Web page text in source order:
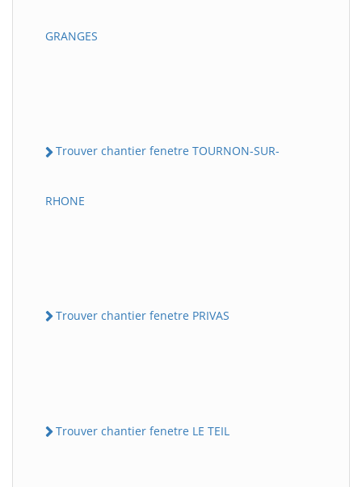
GRANGES
Trouver chantier fenetre TOURNON-SUR-
RHONE
Trouver chantier fenetre PRIVAS
Trouver chantier fenetre LE TEIL